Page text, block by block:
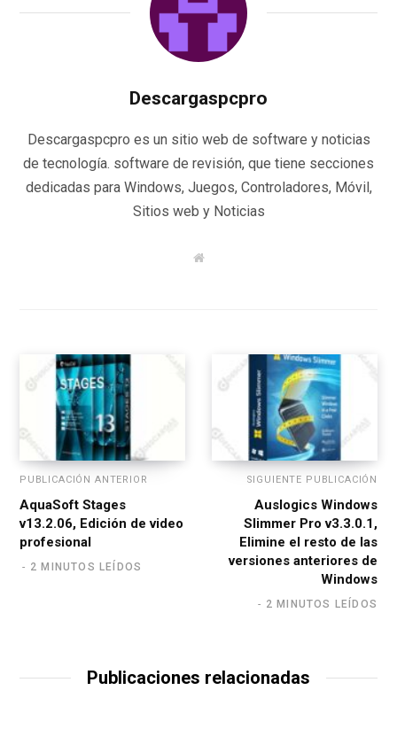
Descargaspcpro
Descargaspcpro es un sitio web de software y noticias
de tecnología. software de revisión, que tiene secciones
dedicadas para Windows, Juegos, Controladores, Móvil,
Sitios web y Noticias
W
PUBLICACIÓN ANTERIOR
AquaSoft Stages
v13.2.06, Edición de video
profesional
2 MINUTOS LEÍDOS
SIGUIENTE PUBLICACIÓN
Auslogics Windows
Slimmer Pro v3.3.0.1,
Elimine el resto de las
versiones anteriores de
Windows
2 MINUTOS LEÍDOS
Publicaciones relacionadas